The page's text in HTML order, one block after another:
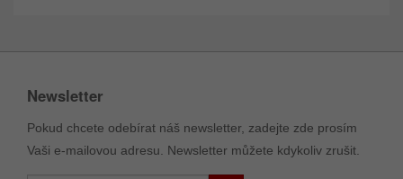
Newsletter
Pokud chcete odebírat náš newsletter, zadejte zde prosím
Vaši e-mailovou adresu. Newsletter můžete kdykoliv zrušit.